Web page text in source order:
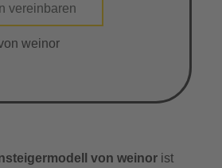
vereinbaren
von weinor ist